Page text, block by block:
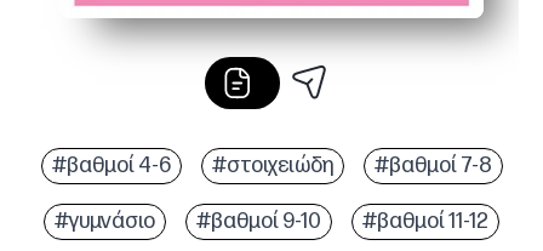
#βαθμοί 4-6 #στοιχειώδη #βαθμοί 7-8
#γυμνάσιο #βαθμοί 9-10 #βαθμοί 11-12